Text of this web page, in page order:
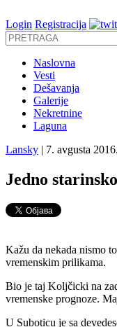
Login Registracija
Naslovna
Vesti
Dešavanja
Galerije
Nekretnine
Laguna
Lansky | 7. avgusta 2016.
Jedno
Kažu da nekada nismo
vremenskim prilikama.
Bio je taj Koljčicki na
vremenske prognoze.
U Suboticu je sa